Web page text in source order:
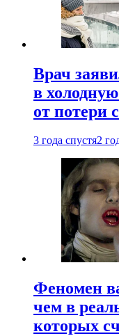
Врач
в
от потери
3 года спустя2
Феномен
чем в
которых